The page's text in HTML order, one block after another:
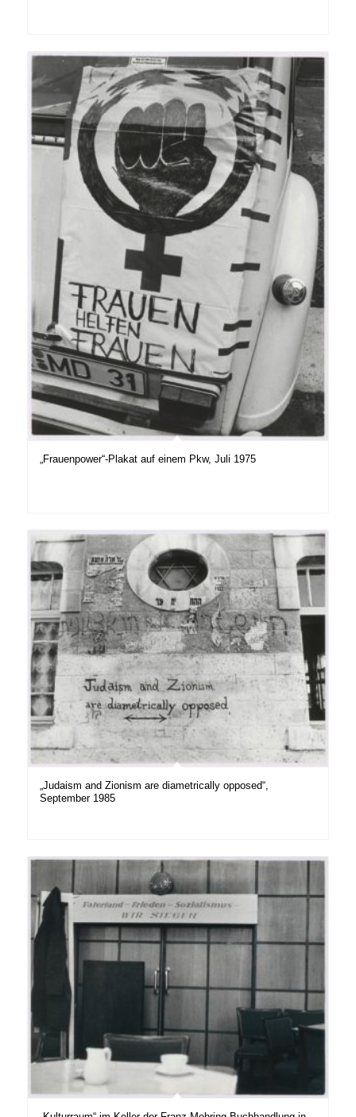
„Frauenpower“-Plakat auf einem Pkw, Juli 1975
„Judaism and Zionism are diametrically opposed“,
September 1985